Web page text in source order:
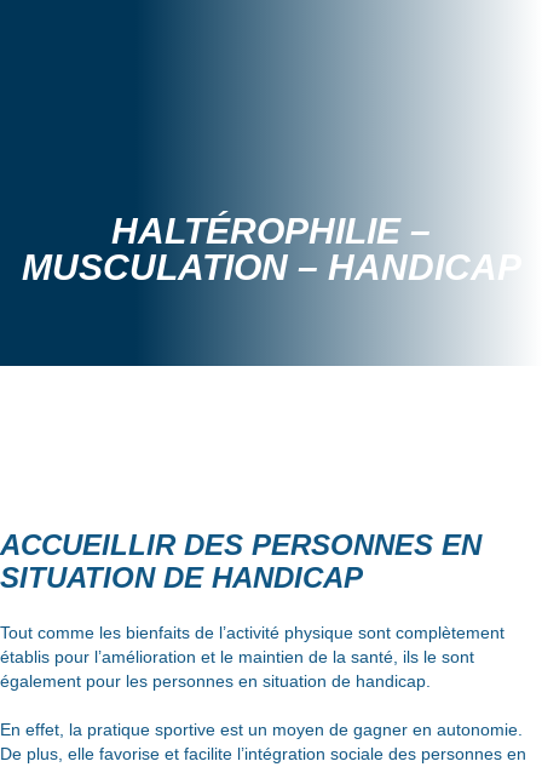
HALTÉROPHILIE –
MUSCULATION – HANDICAP
ACCUEILLIR DES PERSONNES EN
SITUATION DE HANDICAP
Tout comme les bienfaits de l’activité physique sont complètement
établis pour l’amélioration et le maintien de la santé, ils le sont
également pour les personnes en situation de handicap.
En effet, la pratique sportive est un moyen de gagner en autonomie.
De plus, elle favorise et facilite l’intégration sociale des personnes en